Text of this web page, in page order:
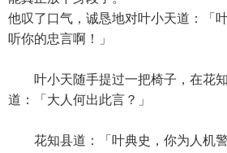
他叹了口气，诚恳地对叶小天道：「
听你的忠言啊！」
叶小天随手提过一把椅子，在花知
道：「大人何出此言？」
花知县道：「叶典史，你为人机警